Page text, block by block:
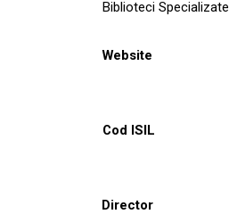
Biblioteci Specializate
Website
Cod ISIL
Director